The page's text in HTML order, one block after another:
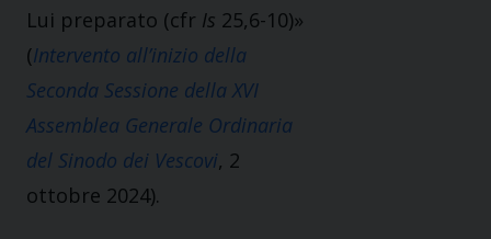
Lui preparato (cfr Is 25,6-10)»
(Intervento all’inizio della
Seconda Sessione della XVI
Assemblea Generale Ordinaria
del Sinodo dei Vescovi, 2
ottobre 2024).